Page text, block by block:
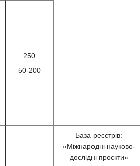
250
50-200
База реєстрів:
«Міжнародні науково-
дослідні проєкти»